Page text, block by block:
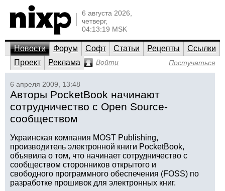
6 августа 2026,
четверг,
04:13:19 MSK
Новости Форум Софт Статьи Рецепты
Ссылки
Проект
Реклама Войти Постучаться
6 апреля 2009, 13:48
Авторы PocketBook начинают
сотрудничество с Open Source-
сообществом
Украинская компания MOST Publishing,
производитель электронной книги PocketBook,
объявила о том, что начинает сотрудничество с
сообществом сторонников открытого и
свободного программного обеспечения (FOSS) по
разработке прошивок для электронных книг.